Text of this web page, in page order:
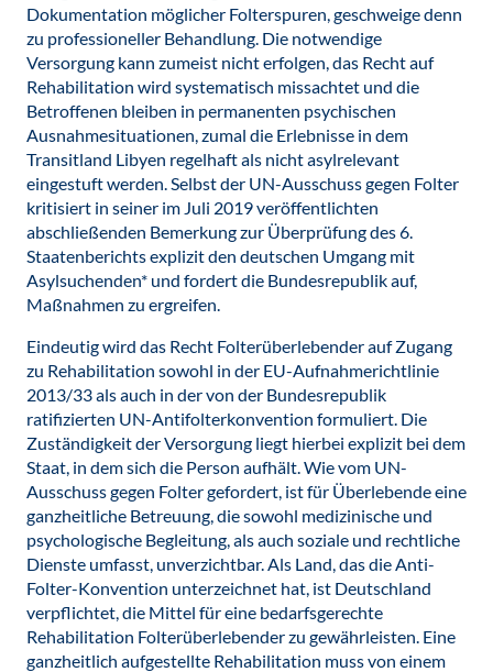
Dokumentation möglicher Folterspuren, geschweige denn
zu professioneller Behandlung. Die notwendige
Versorgung kann zumeist nicht erfolgen, das Recht auf
Rehabilitation wird systematisch missachtet und die
Betroffenen bleiben in permanenten psychischen
Ausnahmesituationen, zumal die Erlebnisse in dem
Transitland Libyen regelhaft als nicht asylrelevant
eingestuft werden. Selbst der UN-Ausschuss gegen Folter
kritisiert in seiner im Juli 2019 veröffentlichten
abschließenden Bemerkung zur Überprüfung des 6.
Staatenberichts explizit den deutschen Umgang mit
Asylsuchenden* und fordert die Bundesrepublik auf,
Maßnahmen zu ergreifen.
Eindeutig wird das Recht Folterüberlebender auf Zugang
zu Rehabilitation sowohl in der EU-Aufnahmerichtlinie
2013/33 als auch in der von der Bundesrepublik
ratifizierten UN-Antifolterkonvention formuliert. Die
Zuständigkeit der Versorgung liegt hierbei explizit bei dem
Staat, in dem sich die Person aufhält. Wie vom UN-
Ausschuss gegen Folter gefordert, ist für Überlebende eine
ganzheitliche Betreuung, die sowohl medizinische und
psychologische Begleitung, als auch soziale und rechtliche
Dienste umfasst, unverzichtbar. Als Land, das die Anti-
Folter-Konvention unterzeichnet hat, ist Deutschland
verpflichtet, die Mittel für eine bedarfsgerechte
Rehabilitation Folterüberlebender zu gewährleisten. Eine
ganzheitlich aufgestellte Rehabilitation muss von einem